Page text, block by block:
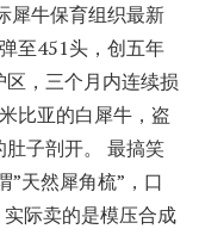
犀牛保育组织最新
至451头，创五年
，三个月内连续损
比亚的白犀牛，盗
子剖开。 最搞笑
”天然犀角梳”，口
际卖的是模压合成